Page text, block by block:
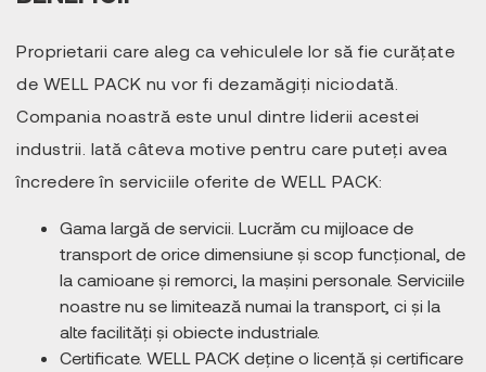
Proprietarii care aleg ca vehiculele lor să fie curățate
de WELL PACK nu vor fi dezamăgiți niciodată.
Compania noastră este unul dintre liderii acestei
industrii. Iată câteva motive pentru care puteți avea
încredere în serviciile oferite de WELL PACK:
Gama largă de servicii. Lucrăm cu mijloace de
transport de orice dimensiune și scop funcțional, de
la camioane și remorci, la mașini personale. Serviciile
noastre nu se limitează numai la transport, ci și la
alte facilități și obiecte industriale.
Certificate. WELL PACK deține o licență și certificare